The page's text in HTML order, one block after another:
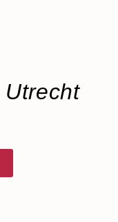
Utrecht